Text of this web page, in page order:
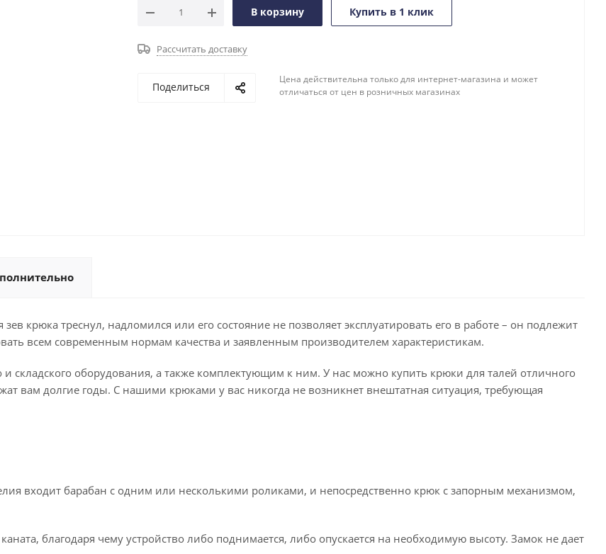
В корзину Купить в 1 клик
Рассчитать доставку
Поделиться
Цена действительна только для интернет-магазина и может
отличаться от цен в розничных магазинах
крюка треснул, надломился или его состояние не позволяет эксплуатировать его в работе – он подлежит
всем современным нормам качества и заявленным производителем характеристикам.
оборудования, а также комплектующим к ним. У нас можно купить крюки для талей отличного
вам долгие годы. С нашими крюками у вас никогда не возникнет внештатная ситуация, требующая
входит барабан с одним или несколькими роликами, и непосредственно крюк с запорным механизмом,
благодаря чему устройство либо поднимается, либо опускается на необходимую высоту. Замок не дает